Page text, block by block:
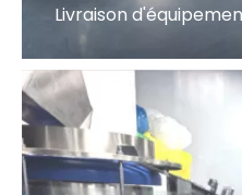
Livraison